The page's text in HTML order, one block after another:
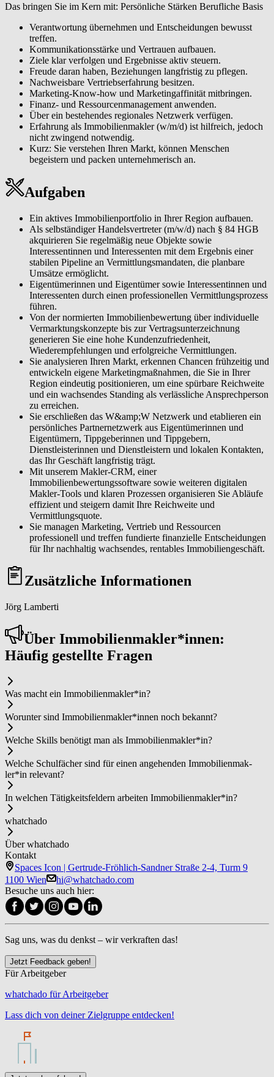
führen. Von der normierten Immobilienbewertung über individuelle
Vermarktungskonzepte bis zur Vertragsunterzeichnung generieren
Sie eine hohe Kundenzufriedenheit, Wiederempfehlungen und
erfolgreiche Vermittlungen.
Als lokaler Immobilienexperte (m/w/d) sichtbar werden. Sie
analysieren Ihren Markt, erkennen Chancen frühzeitig und
entwickeln eigene Marketingmaßnahmen, die Sie in Ihrer Region
eindeutig positionieren, um eine spürbare Reichweite und ein
wachsendes Standing als verlässliche Ansprechperson zu erreichen.
Ein tragfähiges Netzwerk aufbauen und pflegen. Sie erschließen das
W&W Netzwerk und etablieren ein persönliches Partnernetzwerk
aus Eigentümerinnen und Eigentümern, Tippgeberinnen und
Tippgebern, Dienstleisterinnen und Dienstleistern und lokalen
Moderne Tools & CRM effizient einsetzen. Mit unserem Makler-
digitalen Makler-Tools und klaren Prozessen organisieren Sie
Abläufe effizient und steigern damit Ihre Reichweite und
Vermittlungsquote.
Ihr Geschäft unternehmerisch steuern. Sie managen Marketing,
Vertrieb und Ressourcen professionell und treffen fundierte
finanzielle Entscheidungen für Ihr nachhaltig wachsendes, rentables
Immobiliengeschäft.
Das bringen Sie im Kern mit: Persönliche Stärken Berufliche Basis
Verantwortung übernehmen und Entscheidungen bewusst
treffen.
Kommunikationsstärke und Vertrauen aufbauen.
Ziele klar verfolgen und Ergebnisse aktiv steuern.
Freude daran haben, Beziehungen langfristig zu pflegen.
Nachweisbare Vertriebserfahrung besitzen.
Marketing-Know-how und Marketingaffinität mitbringen.
Finanz- und Ressourcenmanagement anwenden.
Über ein bestehendes regionales Netzwerk verfügen.
Erfahrung als Immobilienmakler (w/m/d) ist hilfreich, jedoch
nicht zwingend notwendig.
Kurz: Sie verstehen Ihren Markt, können Menschen
begeistern und packen unternehmerisch an.
Aufgaben
Ein aktives Immobilienportfolio in Ihrer Region aufbauen.
Als selbständiger Handelsvertreter (m/w/d) nach § 84 HGB
akquirieren Sie regelmäßig neue Objekte sowie
Interessentinnen und Interessenten mit dem Ergebnis einer
stabilen Pipeline an Vermittlungsmandaten, die planbare
Umsätze ermöglicht.
Eigentümerinnen und Eigentümer sowie Interessentinnen und
Interessenten durch einen professionellen Vermittlungsprozess
führen.
Von der normierten Immobilienbewertung über individuelle
Vermarktungskonzepte bis zur Vertragsunterzeichnung
generieren Sie eine hohe Kundenzufriedenheit,
Wiederempfehlungen und erfolgreiche Vermittlungen.
Sie analysieren Ihren Markt, erkennen Chancen frühzeitig und
entwickeln eigene Marketingmaßnahmen, die Sie in Ihrer
Region eindeutig positionieren, um eine spürbare Reichweite
und ein wachsendes Standing als verlässliche Ansprechperson
zu erreichen.
Sie erschließen das W&amp;W Netzwerk und etablieren ein
persönliches Partnernetzwerk aus Eigentümerinnen und
Eigentümern, Tippgeberinnen und Tippgebern,
Dienstleisterinnen und Dienstleistern und lokalen Kontakten,
das Ihr Geschäft langfristig trägt.
Mit unserem Makler-CRM, einer
Immobilienbewertungssoftware sowie weiteren digitalen
Makler-Tools und klaren Prozessen organisieren Sie Abläufe
effizient und steigern damit Ihre Reichweite und
Vermittlungsquote.
Sie managen Marketing, Vertrieb und Ressourcen
professionell und treffen fundierte finanzielle Entscheidungen
für Ihr nachhaltig wachsendes, rentables Immobiliengeschäft.
Zusätzliche Informationen
Jörg Lamberti
Über Im­mo­bi­li­en­mak­ler*in­nen:
Häufig gestellte Fragen
Was macht ein Im­mo­bi­li­en­mak­ler*in?
Worunter sind Im­mo­bi­li­en­mak­ler*in­nen noch bekannt?
Welche Skills benötigt man als Im­mo­bi­li­en­mak­ler*in?
Welche Schulfächer sind für einen angehenden Im­mo­bi­li­en­mak­
ler*in relevant?
In welchen Tätigkeitsfeldern arbeiten Im­mo­bi­li­en­mak­ler*in?
whatchado
Über whatchado
Kontakt
Spaces Icon | Gertrude-Fröhlich-Sandner Straße 2-4, Turm 9
1100 Wien
hi@whatchado.com
Besuche uns auch hier:
Sag uns, was du denkst – wir verkraften das!
Jetzt Feedback geben!
Für Arbeitgeber
whatchado für Arbeitgeber
Lass dich von deiner Zielgruppe entdecken!